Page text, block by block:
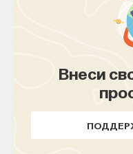
Внеси